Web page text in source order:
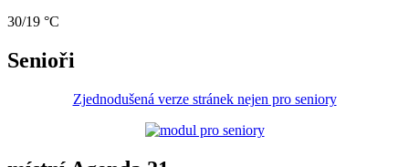
30/19 °C
Senioři
Zjednodušená verze stránek nejen pro seniory